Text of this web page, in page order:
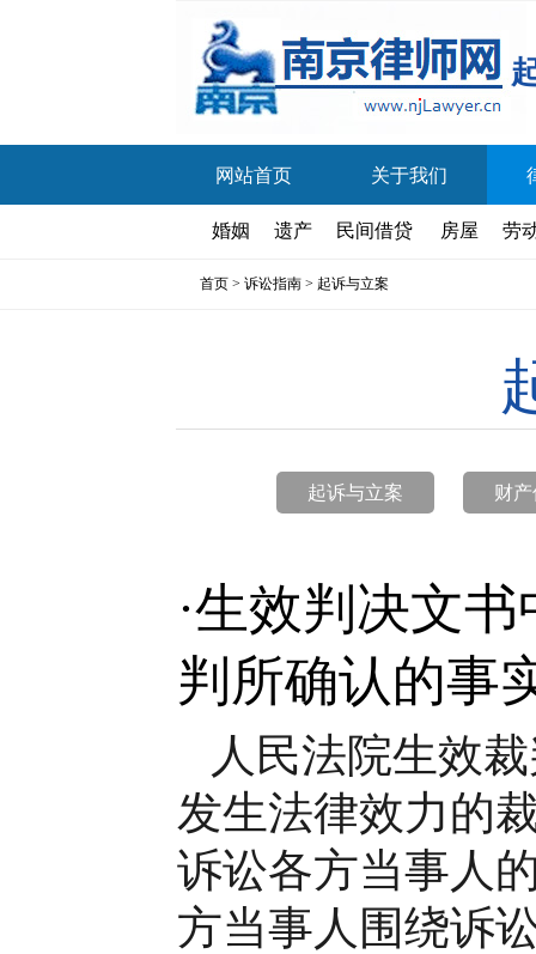
网站首页 关于我们
婚姻 遗产 民间借贷 房屋 劳
首页> 诉讼指南> 起诉与立案
起诉与立案 财
·生效判决文书
判所确认的事
人民法院生效
发生法律效力的
诉讼各方当事人
方当事人围绕诉